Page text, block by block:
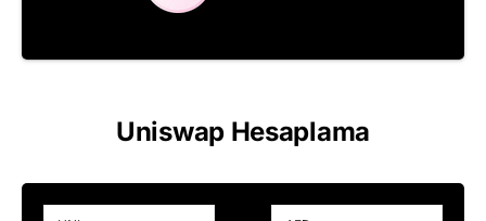
Uniswap Hesaplama